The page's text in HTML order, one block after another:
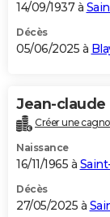
14/09/1937 à
Décès
05/06/2025 à
Jean-claude
Créer une
Naissance
16/11/1965 à
Décès
27/05/2025 à